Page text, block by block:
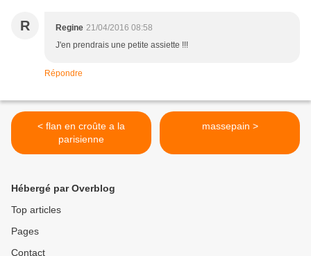
R Regine 21/04/2016 08:58
J'en prendrais une petite assiette !!!
Répondre
< flan en croûte a la
parisienne
massepain >
Hébergé par Overblog
Top articles
Pages
Contact